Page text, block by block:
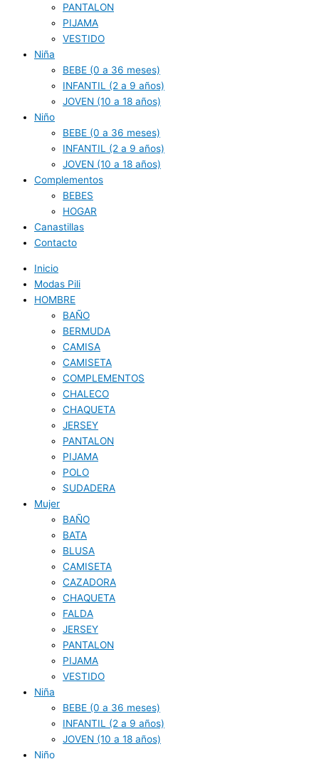
PANTALON
PIJAMA
VESTIDO
Niña
BEBE (0 a 36 meses)
INFANTIL (2 a 9 años)
JOVEN (10 a 18 años)
Niño
BEBE (0 a 36 meses)
INFANTIL (2 a 9 años)
JOVEN (10 a 18 años)
Complementos
BEBES
HOGAR
Canastillas
Contacto
Inicio
Modas Pili
HOMBRE
BAÑO
BERMUDA
CAMISA
CAMISETA
COMPLEMENTOS
CHALECO
CHAQUETA
JERSEY
PANTALON
PIJAMA
POLO
SUDADERA
Mujer
BAÑO
BATA
BLUSA
CAMISETA
CAZADORA
CHAQUETA
FALDA
JERSEY
PANTALON
PIJAMA
VESTIDO
Niña
BEBE (0 a 36 meses)
INFANTIL (2 a 9 años)
JOVEN (10 a 18 años)
Niño